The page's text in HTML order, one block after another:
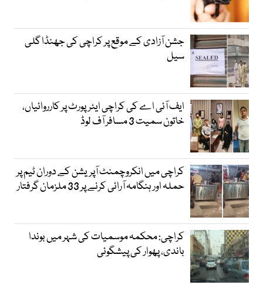
جشن آزادی کے موقع پر کراچی کی جھنڈا گلی
سیل
ایف آئی اے کی کراچی ایئرپورٹ پر کارروائیاں،
خاتون سمیت 3 مسافر آف لوڈ
کراچی میں انکروچمنٹ آپریشن کے دوران ٹیم پر
حملہ اور ہنگامہ آرائی کرنے پر 33 ملزمان گرفتار
کراچی: محکمہ موسمیات کی شہر میں بوندا
باندی، پھوار کی پیشگوئی